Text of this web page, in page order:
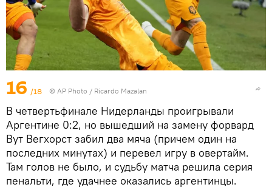
16 /18 © AP Photo / Ricardo Mazalan
В четвертьфинале Нидерланды проигрывали
Аргентине 0:2, но вышедший на замену форвард
Вут Вегхорст забил два мяча (причем один на
последних минутах) и перевел игру в овертайм.
Там голов не было, и судьбу матча решила серия
пенальти, где удачнее оказались аргентинцы.